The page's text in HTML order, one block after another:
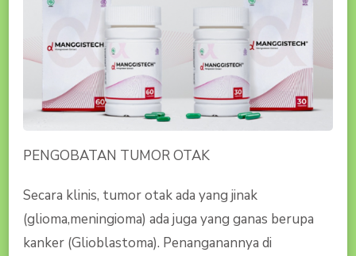
PENGOBATAN TUMOR OTAK
Secara klinis, tumor otak ada yang jinak
(glioma,meningioma) ada juga yang ganas berupa
kanker (Glioblastoma). Penanganannya di